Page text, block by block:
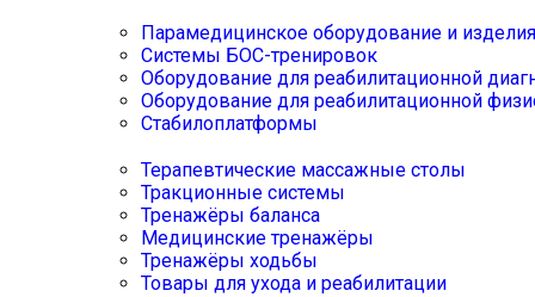
Парамедицинское оборудование и изделия
Системы БОС-тренировок
Оборудование для реабилитационной
Оборудование для реабилитационной
Стабилоплатформы
Терапевтические массажные столы
Тракционные системы
Тренажёры баланса
Медицинские тренажёры
Тренажёры ходьбы
Товары для ухода и реабилитации